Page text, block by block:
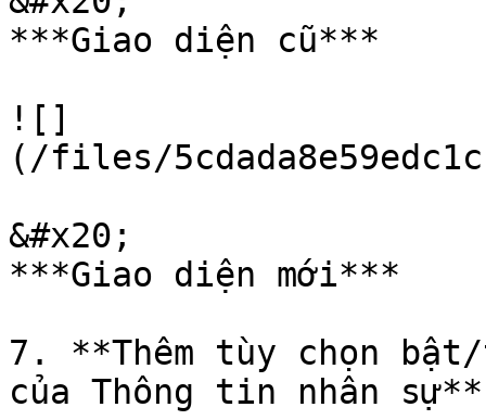
***Giao diện cũ***
![]
(/files/
&#x20;
***Giao diện mới***
7. **Thêm tùy chọn
của Thông tin nhân sự**